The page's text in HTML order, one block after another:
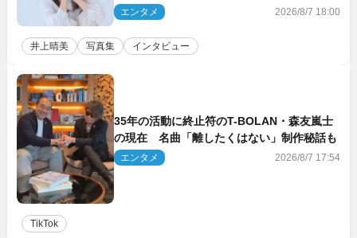
裸々に語る 27年ぶりに写真集発売
エンタメ 2026/8/7 18:00
井上晴美 写真集 インタビュー
35年の活動に終止符のT-BOLAN・森友嵐士
の現在 名曲「離したくはない」制作秘話も
エンタメ 2026/8/7 17:54
TikTok